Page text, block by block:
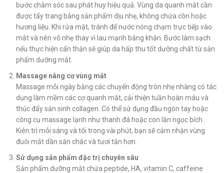
bước chăm sóc sau phát huy hiệu quả. Vùng da quanh mắt cần
được tẩy trang bằng sản phẩm dịu nhẹ, không chứa cồn hoặc
hương liệu. Khi rửa mặt, tránh để nước nóng chạm trực tiếp vào
mắt và nên vỗ nhẹ thay vì lau mạnh bằng khăn. Bước làm sạch
nếu thực hiện cẩn thận sẽ giúp da hấp thu tốt dưỡng chất từ sản
phẩm dưỡng mắt.
Massage nâng cơ vùng mắt
Massage mỗi ngày bằng các chuyển động tròn nhẹ nhàng có tác
dụng làm mềm các cơ quanh mắt, cải thiện tuần hoàn máu và
thúc đẩy sản sinh collagen. Có thể sử dụng đầu ngón tay hoặc
công cụ massage lạnh như thanh đá hoặc con lăn ngọc bích.
Kiên trì mỗi sáng và tối trong vài phút, bạn sẽ cảm nhận vùng
đuôi mắt dần săn chắc và tươi tắn hơn.
Sử dụng sản phẩm đặc trị chuyên sâu
Sản phẩm dưỡng mắt chứa peptide, HA, vitamin C, caffeine